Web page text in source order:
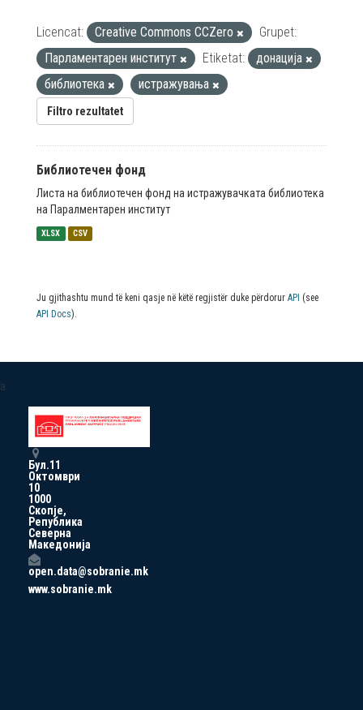
Licencat: Creative Commons CCZero
Grupet:
Парламентарен институт
Etiketat:
донација
библиотека
истражувања
Filtro rezultatet
Библиотечен фонд
Листа на библиотечен фонд на истражувачката библиотека
на Паралментарен институт
XLSX CSV
Ju gjithashtu mund të keni qasje në këtë regjistër duke përdorur API (see
API Docs).
a
Бул.11
Октомври
10
1000
Скопје,
Република
Северна
Македонија
open.data@sobranie.mk
www.sobranie.mk